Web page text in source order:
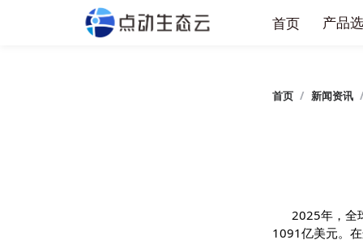
首页
首页 / 新闻
2025年